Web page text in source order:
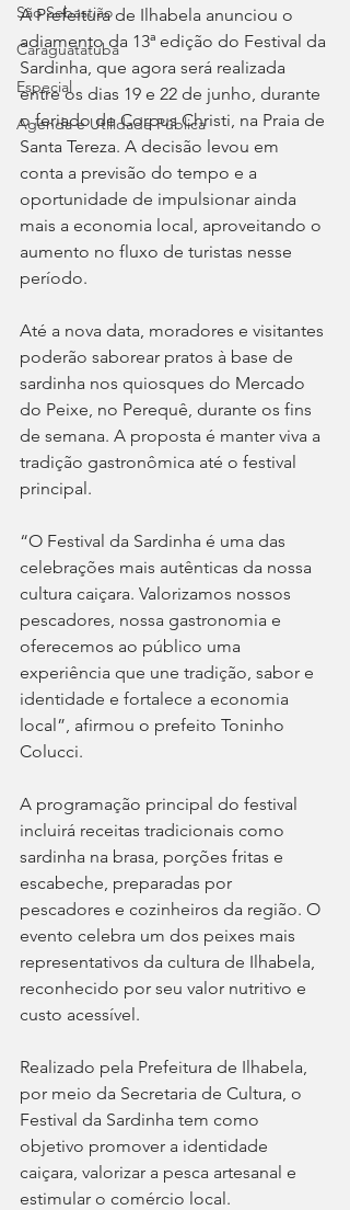
São Sebastião
Caraguatatuba
Especial
Agenda e Utilidade Pública
A Prefeitura de Ilhabela anunciou o
adiamento da 13ª edição do Festival da
Sardinha, que agora será realizada
entre os dias 19 e 22 de junho, durante
o feriado de Corpus Christi, na Praia de
Santa Tereza. A decisão levou em
conta a previsão do tempo e a
oportunidade de impulsionar ainda
mais a economia local, aproveitando o
aumento no fluxo de turistas nesse
período.
Até a nova data, moradores e visitantes
poderão saborear pratos à base de
sardinha nos quiosques do Mercado
do Peixe, no Perequê, durante os fins
de semana. A proposta é manter viva a
tradição gastronômica até o festival
principal.
“O Festival da Sardinha é uma das
celebrações mais autênticas da nossa
cultura caiçara. Valorizamos nossos
pescadores, nossa gastronomia e
oferecemos ao público uma
experiência que une tradição, sabor e
identidade e fortalece a economia
local”, afirmou o prefeito Toninho
Colucci.
A programação principal do festival
incluirá receitas tradicionais como
sardinha na brasa, porções fritas e
escabeche, preparadas por
pescadores e cozinheiros da região. O
evento celebra um dos peixes mais
representativos da cultura de Ilhabela,
reconhecido por seu valor nutritivo e
custo acessível.
Realizado pela Prefeitura de Ilhabela,
por meio da Secretaria de Cultura, o
Festival da Sardinha tem como
objetivo promover a identidade
caiçara, valorizar a pesca artesanal e
estimular o comércio local.